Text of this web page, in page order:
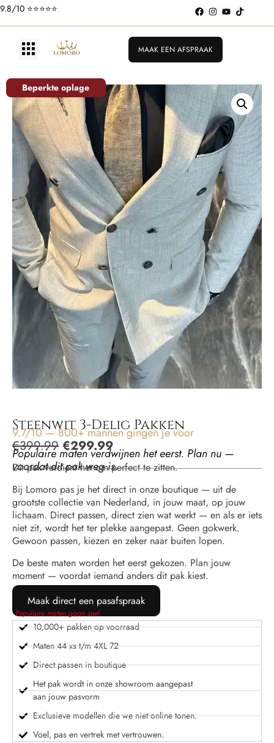
9.8/10 ⭐️⭐️⭐️⭐️⭐️
MAAK EEN AFSPRAAK
Beperkte oplage
Steenwit 3-Delig Pakken
9.7/10 — 800+ mannen gingen je voor
€399.99 €299.99
Populaire maten verdwijnen het eerst. Plan nu —
voordat dit pak weg is.
Dit pak verdient het om perfect te zitten.
Bij Lomoro pas je het direct in onze boutique — uit de
grootste collectie van Nederland, in jouw maat, op jouw
lichaam. Direct passen, direct zien wat werkt — en als er iets
niet zit, wordt het ter plekke aangepast. Geen gokwerk.
Gewoon passen, kiezen en zeker naar buiten lopen.
De beste maten worden het eerst gekozen. Plan jouw
moment — voordat iemand anders dit pak kiest.
Maak direct een pasafspraak
Populaire maten gaan snel.
10,000+ pakken op voorraad
Maten 44 xs t/m 4XL 72
Direct passen in boutique
Het pak wordt in onze showroom aangepast
aan jouw pasvorm
Exclusieve modellen die we niet online tonen.
Voel, pas en vertrek met vertrouwen.